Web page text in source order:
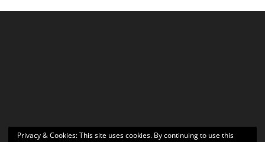
Privacy & Cookies: This site uses cookies. By continuing to use this